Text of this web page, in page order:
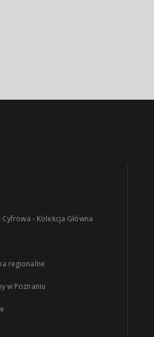
- Kolekcja Główna
regionalne
w Poznaniu